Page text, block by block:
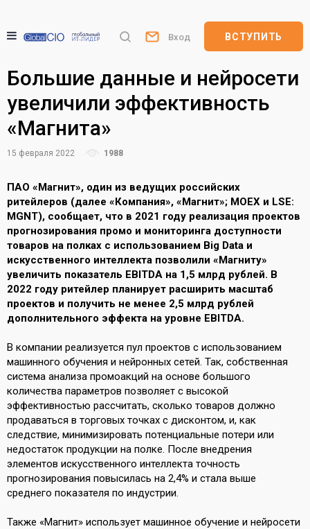
Вход ВСТУПИТЬ
Большие данные и нейросети
увеличили эффективность
«Магнита»
15 февраля 2022 1988
ПАО «Магнит», один из ведущих российских
ритейлеров (далее «Компания», «Магнит»; MOEX и LSE:
MGNT), сообщает, что в 2021 году реализация проектов
прогнозирования промо и мониторинга доступности
товаров на полках с использованием Big Data и
искусственного интеллекта позволили «Магниту»
увеличить показатель EBITDA на 1,5 млрд рублей. В
2022 году ритейлер планирует расширить масштаб
проектов и получить не менее 2,5 млрд рублей
дополнительного эффекта на уровне EBITDA.
В компании реализуется пул проектов с использованием
машинного обучения и нейронных сетей. Так, собственная
система анализа промоакций на основе большого
количества параметров позволяет с высокой
эффективностью рассчитать, сколько товаров должно
продаваться в торговых точках с дисконтом, и, как
следствие, минимизировать потенциальные потери или
недостаток продукции на полке. После внедрения
элементов искусственного интеллекта точность
прогнозирования повысилась на 2,4% и стала выше
среднего показателя по индустрии.
Также «Магнит» использует машинное обучение и нейросети